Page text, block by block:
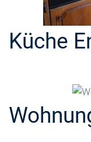
Küche